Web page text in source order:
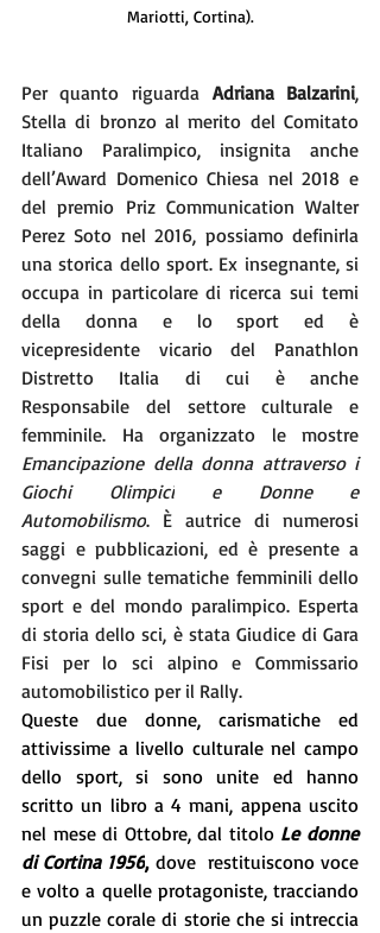
Mariotti, Cortina).
Per quanto riguarda Adriana Balzarini,
Stella di bronzo al merito del Comitato
Italiano Paralimpico, insignita anche
dell’Award Domenico Chiesa nel 2018 e
del premio Priz Communication Walter
Perez Soto nel 2016, possiamo definirla
una storica dello sport. Ex insegnante, si
occupa in particolare di ricerca sui temi
della donna e lo sport ed è
vicepresidente vicario del Panathlon
Distretto Italia di cui è anche
Responsabile del settore culturale e
Emancipazione della donna attraverso i
Giochi Olimpici
e Donne e
Automobilismo. È autrice di numerosi
saggi e pubblicazioni, ed è presente a
convegni sulle tematiche femminili dello
sport e del mondo paralimpico. Esperta
di storia dello sci, è stata Giudice di Gara
Fisi per lo sci alpino e Commissario
automobilistico per il Rally.
Queste due donne, carismatiche ed
attivissime a livello culturale nel campo
dello sport, si sono unite ed hanno
scritto un libro a 4 mani, appena uscito
nel mese di Ottobre, dal titolo Le donne
di Cortina 1956, dove  restituiscono voce
e volto a quelle protagoniste, tracciando
un puzzle corale di storie che si intreccia